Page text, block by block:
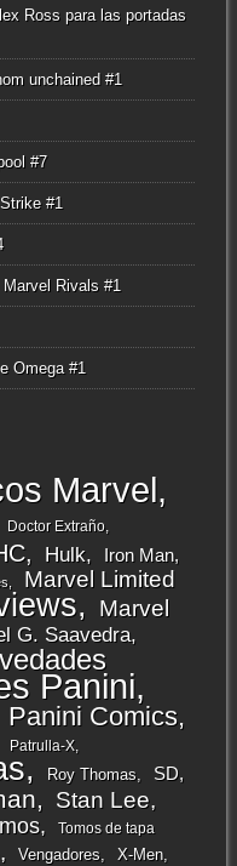
Ross para las portadas
unchained #1
#7
#1
Rivals #1
Omega #1
Marvel
Doctor Extraño
Hulk Iron Man
Marvel Limited
Marvel
G. Saavedra
Panini
Panini Comics
Patrulla-X
Roy Thomas SD
Stan Lee
Tomos de tapa
Vengadores X-Men